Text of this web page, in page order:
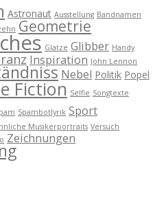
Astronaut Ausstellung Bandnamen
Geometrie
Glatze Glibber Handy
Inspiration John Lennon
Nebel Politik Popel
Fiction Selfie Songtexte
Spambotlyrik Sport
Musikerportraits Versuch
Zeichnungen